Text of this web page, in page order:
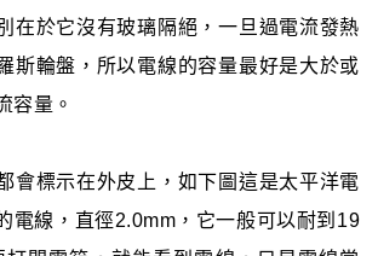
在於它沒有玻璃隔絕，一旦過電流發熱
斯輪盤，所以電線的容量最好是大於或
容量。
會標示在外皮上，如下圖這是太平洋電
電線，直徑2.0mm，它一般可以耐到19